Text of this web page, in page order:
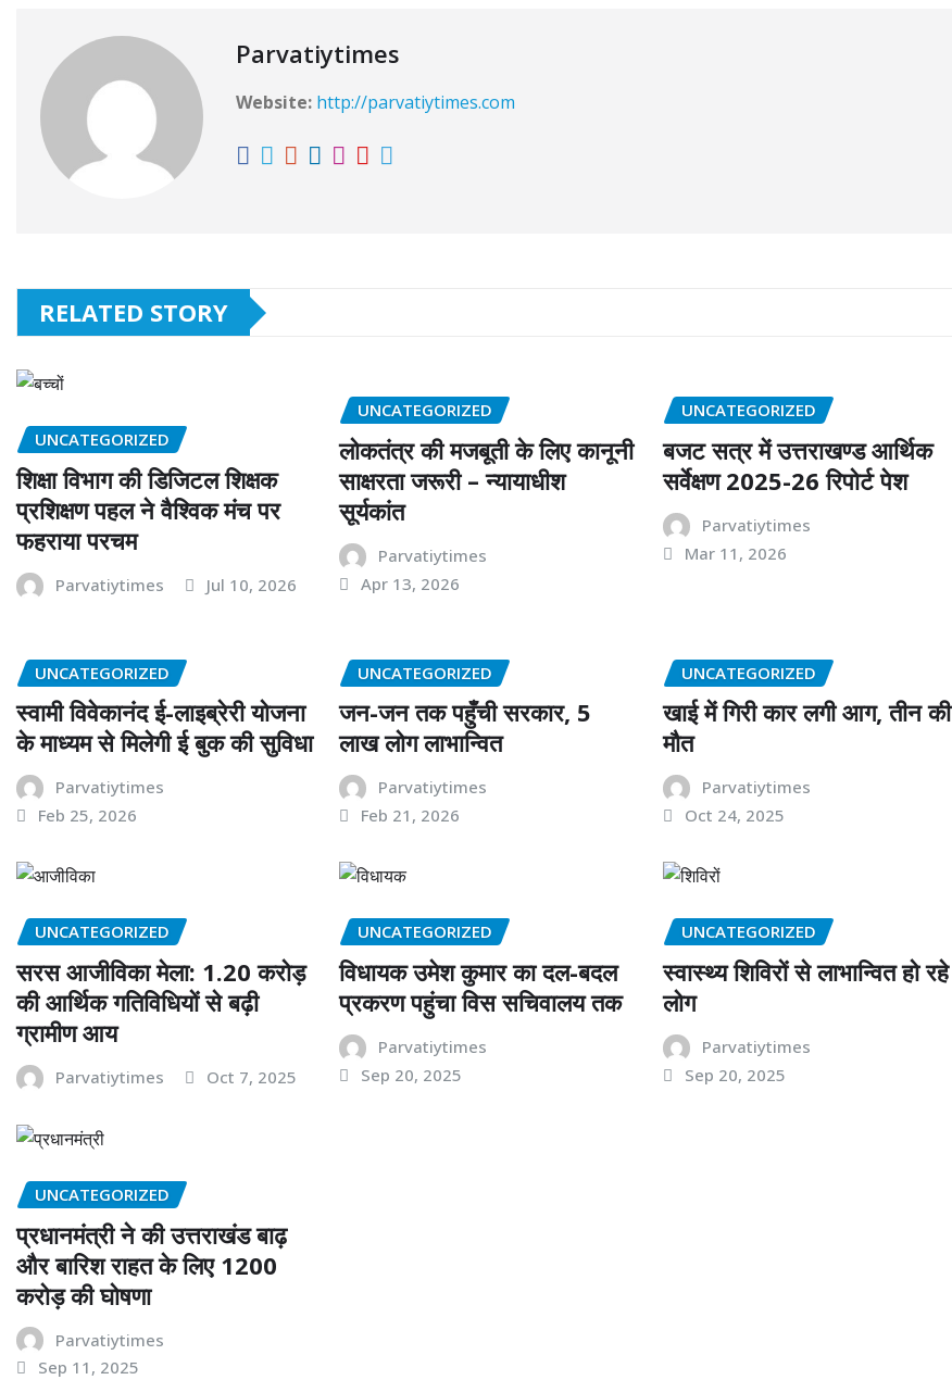
Parvatiytimes
Website: http://parvatiytimes.com
RELATED STORY
UNCATEGORIZED
शिक्षा विभाग की डिजिटल शिक्षक
प्रशिक्षण पहल ने वैश्विक मंच पर
फहराया परचम
Parvatiytimes Jul 10, 2026
UNCATEGORIZED
लोकतंत्र की मजबूती के लिए कानूनी
साक्षरता जरूरी – न्यायाधीश
सूर्यकांत
Parvatiytimes
Apr 13, 2026
UNCATEGORIZED
बजट सत्र में उत्तराखण्ड आर्थिक
सर्वेक्षण 2025-26 रिपोर्ट पेश
Parvatiytimes
Mar 11, 2026
UNCATEGORIZED
स्वामी विवेकानंद ई-लाइब्रेरी योजना
के माध्यम से मिलेगी ई बुक की सुविधा
Parvatiytimes
Feb 25, 2026
UNCATEGORIZED
जन-जन तक पहुँची सरकार, 5
लाख लोग लाभान्वित
Parvatiytimes
Feb 21, 2026
UNCATEGORIZED
खाई में गिरी कार लगी आग, तीन की
मौत
Parvatiytimes
Oct 24, 2025
UNCATEGORIZED
सरस आजीविका मेला: 1.20 करोड़
की आर्थिक गतिविधियों से बढ़ी
ग्रामीण आय
Parvatiytimes Oct 7, 2025
UNCATEGORIZED
विधायक उमेश कुमार का दल-बदल
प्रकरण पहुंचा विस सचिवालय तक
Parvatiytimes
Sep 20, 2025
UNCATEGORIZED
स्वास्थ्य शिविरों से लाभान्वित हो रहे
लोग
Parvatiytimes
Sep 20, 2025
UNCATEGORIZED
प्रधानमंत्री ने की उत्तराखंड बाढ़
और बारिश राहत के लिए 1200
करोड़ की घोषणा
Parvatiytimes
Sep 11, 2025